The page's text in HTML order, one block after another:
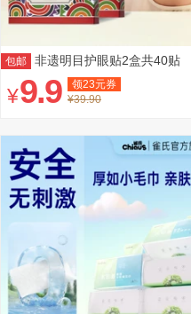
包邮 非遗明目护眼贴2盒共40贴
¥9.9 领23元券
¥39.90